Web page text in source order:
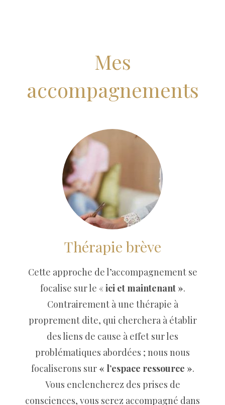
Mes
accompagnements
Thérapie brève
Cette approche de l’accompagnement se
focalise sur le « ici et maintenant ».
Contrairement à une thérapie à
proprement dite, qui cherchera à établir
des liens de cause à effet sur les
problématiques abordées ; nous nous
focaliserons sur « l’espace ressource ».
Vous enclencherez des prises de
consciences, vous serez accompagné dans